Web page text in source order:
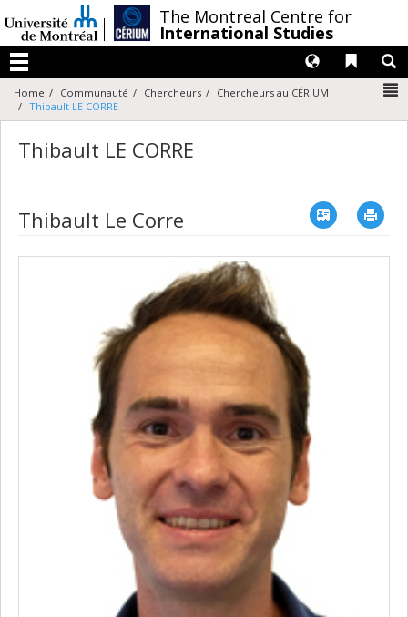
au
contenu
The Montreal Centre for
International Studies
Menu
Liens
Langues
Home Communauté Chercheurs
Chercheurs au CÉRIUM
Thibault LE CORRE
Thibault LE CORRE
Thibault Le Corre Vcard